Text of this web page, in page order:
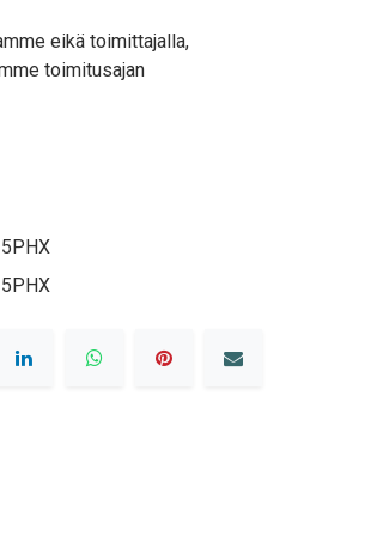
eikä toimittajalla,
toimitusajan